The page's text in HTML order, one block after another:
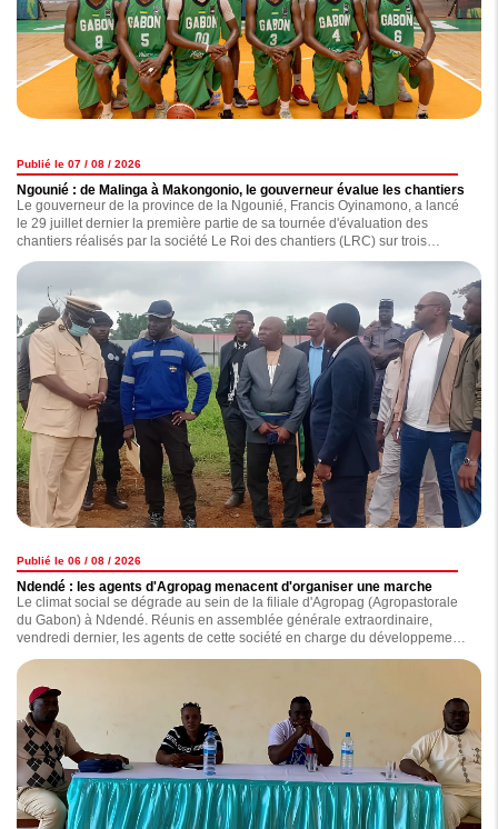
Publié le 07 / 08 / 2026
Ngounié : de Malinga à Makongonio, le gouverneur évalue les chantiers
Le gouverneur de la province de la Ngounié, Francis Oyinamono, a lancé
le 29 juillet dernier la première partie de sa tournée d'évaluation des
chantiers réalisés par la société Le Roi des chantiers (LRC) sur trois
localités : Malinga, Mbigou et Makongonio.
Publié le 06 / 08 / 2026
Ndendé : les agents d'Agropag menacent d'organiser une marche
Le climat social se dégrade au sein de la filiale d'Agropag (Agropastorale
du Gabon) à Ndendé. Réunis en assemblée générale extraordinaire,
vendredi dernier, les agents de cette société en charge du développement
de la production agricole, de l'élevage et de la souveraineté alimentaire du
Gabon ont dénoncé une situation qu'ils jugent "intenable" marquée par
plusieurs mois d'arriérés de salaires, des conditions de travail difficiles et
des dysfonctionnements administratifs.